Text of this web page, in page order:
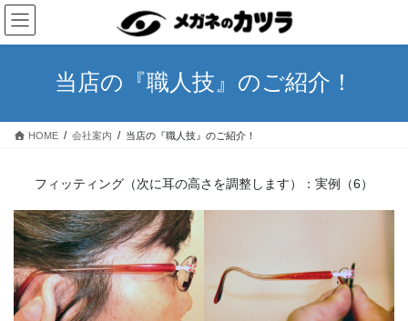
コ
ン
テ
ス
ナ
ビ
ゲ
ン
当店の『職人技』のご紹介！
HOME 会社案内 当店の『職人技』のご紹介！
フィッティング（次に耳の高さを調整します）：実例（6）